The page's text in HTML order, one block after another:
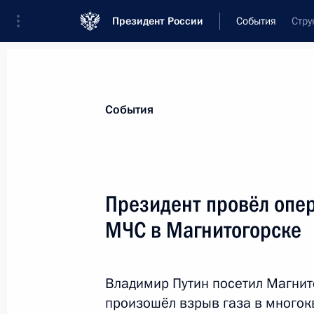
Президент России События
Новости
Послания Федеральному Собранию
Заявления по важнейшим вопросам
Речи и обращения
События
Президент провёл
МЧС в Магнитогорске
Владимир Путин посетил
произошёл взрыв газа в